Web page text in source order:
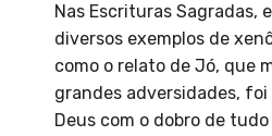
Nas Escrituras Sagradas,
diversos exemplos de
como o relato de Jó, que
grandes adversidades, foi
Deus com o dobro de